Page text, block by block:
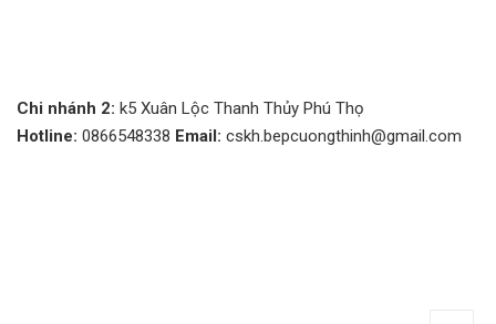
Chi nhánh 2: k5 Xuân Lộc Thanh Thủy Phú Thọ
Hotline: 0866548338 Email: cskh.bepcuongthinh@gmail.com